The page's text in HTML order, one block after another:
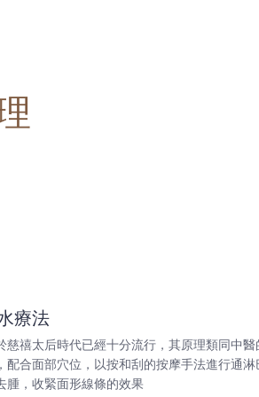
療法
慈禧太后時代已經十分流行，其原理類同中醫
配合面部穴位，以按和刮的按摩手法進行通淋
腫，收緊面形線條的效果